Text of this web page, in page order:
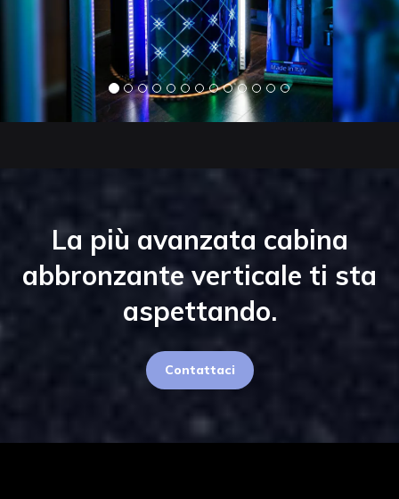
La più avanzata cabina
abbronzante verticale ti sta
aspettando.
Contattaci